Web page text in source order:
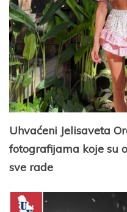
Uhvaćeni Jelisaveta
fotografijama koje su
sve rade